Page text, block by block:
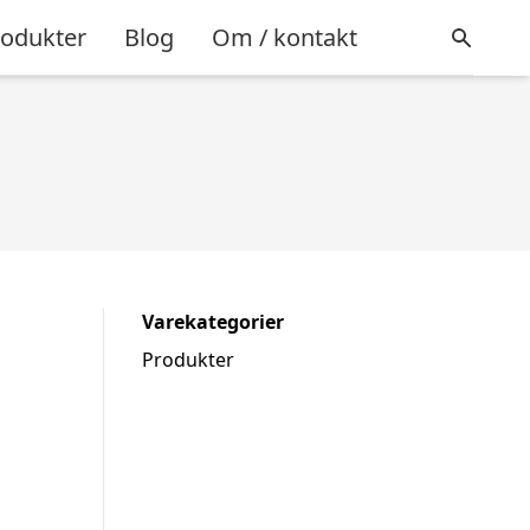
Blog Om / kontakt
Varekategorier
Produkter